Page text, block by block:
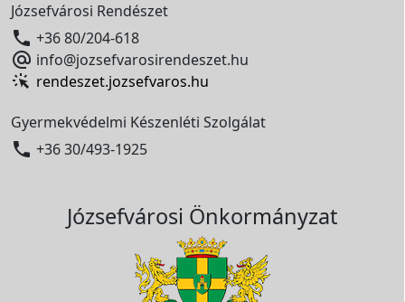
Józsefvárosi Rendészet
 +36 80/204-618
 info@jozsefvarosirendeszet.hu
rendeszet.jozsefvaros.hu
Gyermekvédelmi Készenléti Szolgálat
 +36 30/493-1925
Józsefvárosi Önkormányzat